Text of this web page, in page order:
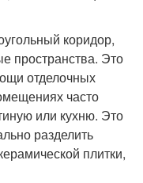
коридор,
пространства. Это
отделочных
часто
или кухню. Это
разделить
плитки,